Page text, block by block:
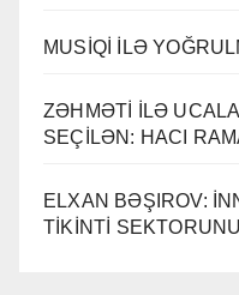
MUSİQİ İLƏ
ZƏHMƏTİ İLƏ
SEÇİLƏN: HACI
ELXAN BƏŞIROV:
TİKİNTİ